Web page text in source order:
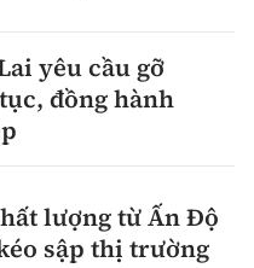
yêu cầu gỡ
đồng hành
lượng từ Ấn Độ
sập thị trường